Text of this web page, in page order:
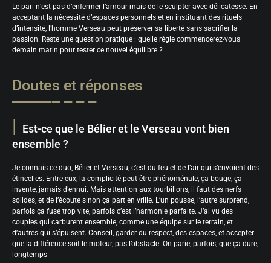
Le pari n’est pas d’enfermer l’amour mais de le sculpter avec délicatesse. En
acceptant la nécessité d’espaces personnels et en instituant des rituels
d’intensité, l’homme Verseau peut préserver sa liberté sans sacrifier la
passion. Reste une question pratique : quelle règle commencerez-vous
demain matin pour tester ce nouvel équilibre ?
Doutes et réponses
Est-ce que le Bélier et le Verseau vont bien
ensemble ?
Je connais ce duo, Bélier et Verseau, c’est du feu et de l’air qui s’envoient des
étincelles. Entre eux, la complicité peut être phénoménale, ça bouge, ça
invente, jamais d’ennui. Mais attention aux tourbillons, il faut des nerfs
solides, et de l’écoute sinon ça part en vrille. L’un pousse, l’autre surprend,
parfois ça fuse trop vite, parfois c’est l’harmonie parfaite. J’ai vu des
couples qui carburent ensemble, comme une équipe sur le terrain, et
d’autres qui s’épuisent. Conseil, garder du respect, des espaces, et accepter
que la différence soit le moteur, pas l’obstacle. On parie, parfois, que ça dure,
longtemps